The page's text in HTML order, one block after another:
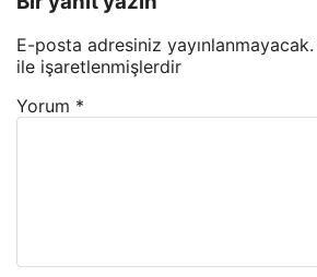
E-posta adresiniz yayınlanmayacak.
ile işaretlenmişlerdir
Yorum *